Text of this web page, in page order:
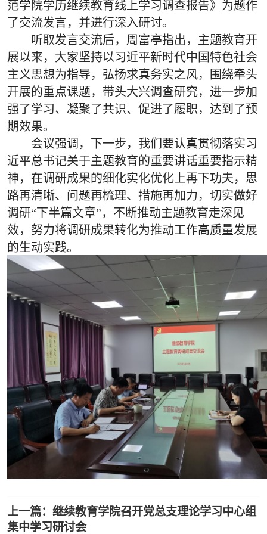
范学院学历继续教育线上学习调查报告》为题作
了交流发言，并进行深入研讨。
听取发言交流后，周富亭指出，主题教育开
展以来，大家坚持以习近平新时代中国特色社会
主义思想为指导，弘扬求真务实之风，围绕牵头
开展的重点课题，带头大兴调查研究，进一步加
强了学习、凝聚了共识、促进了履职，达到了预
期效果。
会议强调，下一步，我们要认真贯彻落实习
近平总书记关于主题教育的重要讲话重要指示精
神，在调研成果的细化实化优化上再下功夫，思
路再清晰、问题再梳理、措施再加力，切实做好
调研“下半篇文章”，不断推动主题教育走深见
效，努力将调研成果转化为推动工作高质量发展
的生动实践。
上一篇：继续教育学院召开党总支理论学习中心组
集中学习研讨会